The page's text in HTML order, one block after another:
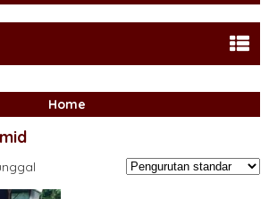
Home